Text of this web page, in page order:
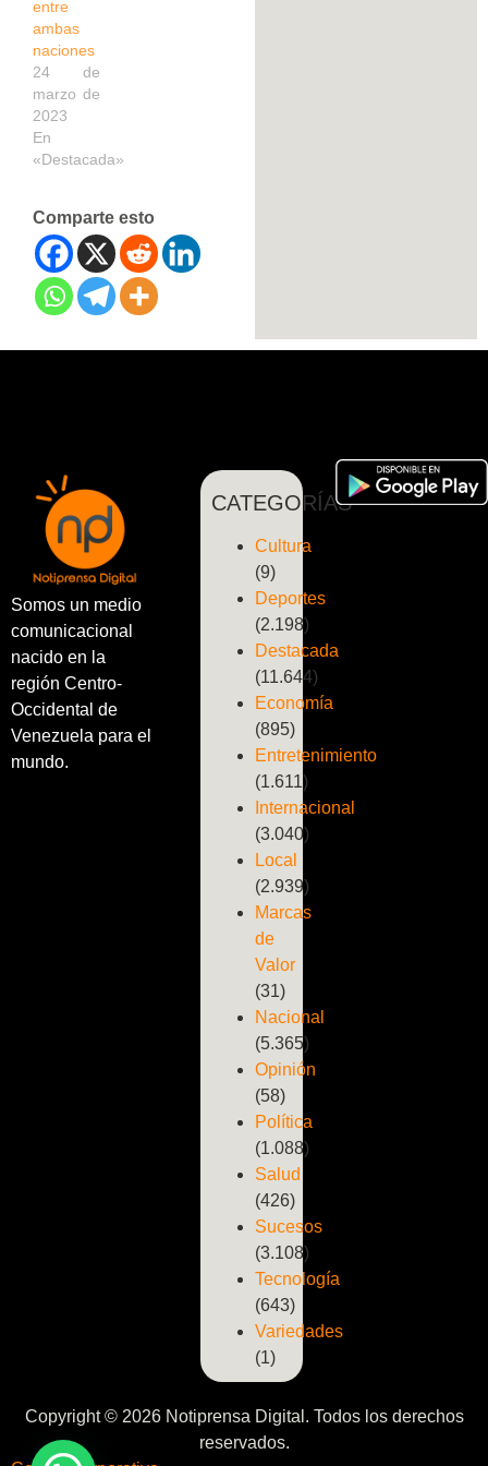
entre
ambas
naciones
24 de
marzo de
2023
En
«Destacada»
Comparte esto
Somos un medio
comunicacional
nacido en la
región Centro-
Occidental de
Venezuela para el
mundo.
CATEGORÍAS
Cultura
(9)
Deportes
(2.198)
Destacada
(11.644)
Economía
(895)
Entretenimiento
(1.611)
Internacional
(3.040)
Local
(2.939)
Marcas
de
Valor
(31)
Nacional
(5.365)
Opinión
(58)
Política
(1.088)
Salud
(426)
Sucesos
(3.108)
Tecnología
(643)
Variedades
(1)
Copyright © 2026 Notiprensa Digital. Todos los derechos
reservados.